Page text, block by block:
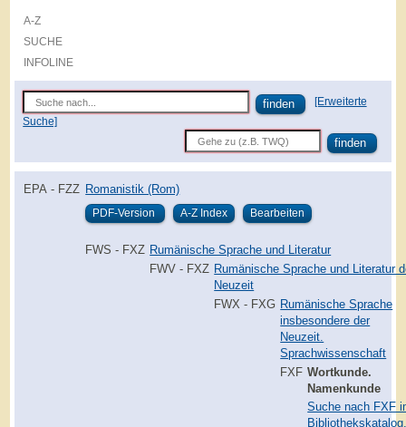
A-Z
SUCHE
INFOLINE
[Erweiterte
Suche]
EPA - FZZ Romanistik (Rom)
FWS - FXZ Rumänische Sprache und Literatur
FWV - FXZ Rumänische Sprache und Literatur
Neuzeit
FWX - FXG Rumänische Sprache
insbesondere der
Neuzeit.
Sprachwissenschaft
FXF Wortkunde.
Namenkunde
Suche nach FXF